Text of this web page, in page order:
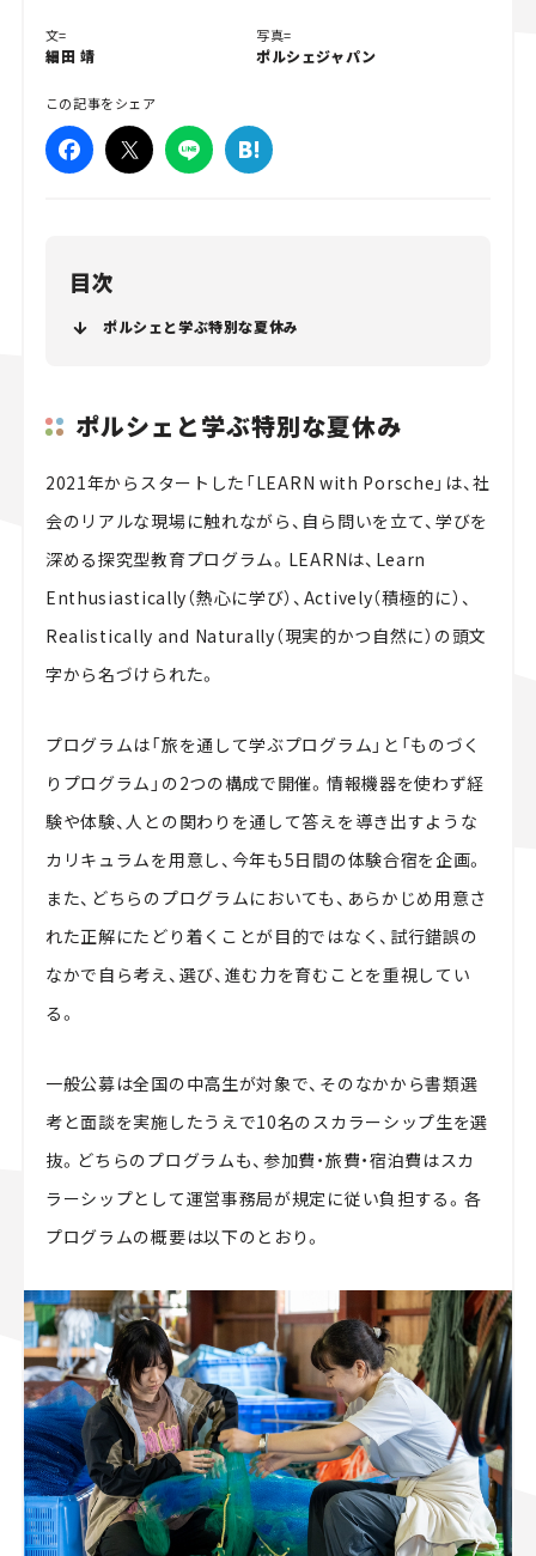
文=
細田 靖
写真=
ポルシェジャパン
この記事をシェア
目次
ポルシェと学ぶ特別な夏休み
ポルシェと学ぶ特別な夏休み
2021年からスタートした「LEARN with Porsche」は、社
会のリアルな現場に触れながら、自ら問いを立て、学びを
深める探究型教育プログラム。LEARNは、Learn
Enthusiastically（熱心に学び）、Actively（積極的に）、
Realistically and Naturally（現実的かつ自然に）の頭文
字から名づけられた。
プログラムは「旅を通して学ぶプログラム」と「ものづく
りプログラム」の2つの構成で開催。情報機器を使わず経
験や体験、人との関わりを通して答えを導き出すような
カリキュラムを用意し、今年も5日間の体験合宿を企画。
また、どちらのプログラムにおいても、あらかじめ用意さ
れた正解にたどり着くことが目的ではなく、試行錯誤の
なかで自ら考え、選び、進む力を育むことを重視してい
る。
一般公募は全国の中高生が対象で、そのなかから書類選
考と面談を実施したうえで10名のスカラーシップ生を選
抜。どちらのプログラムも、参加費・旅費・宿泊費はスカ
ラーシップとして運営事務局が規定に従い負担する。各
プログラムの概要は以下のとおり。